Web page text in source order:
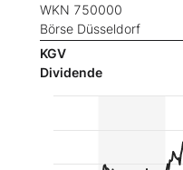
WKN 750000
Börse Düsseldorf
KGV
Dividende